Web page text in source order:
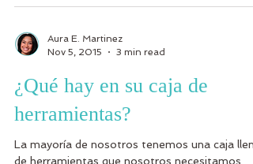
Aura E. Martinez
Nov 5, 2015
3 min read
¿Qué hay en su caja de
herramientas?
La mayoría de nosotros tenemos una caja
de herramientas que nosotros necesitamos